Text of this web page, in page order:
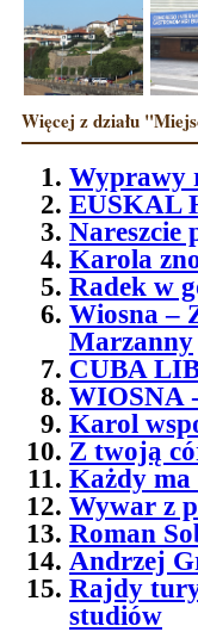
Więcej z działu
Wyprawy
EUSKAL
Nareszcie
Karola
Radek w
Wiosna –
Marzanny
CUBA
WIOSNA
Karol
Z twoją
Każdy ma
Wywar z
Roman
Andrzej
Rajdy
studiów